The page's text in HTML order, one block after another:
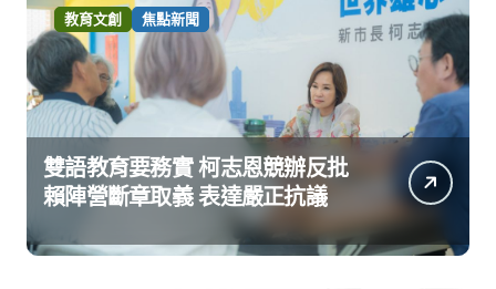
教育文創 焦點新聞
雙語教育要務實 柯志恩競辦反批
賴陣營斷章取義 表達嚴正抗議